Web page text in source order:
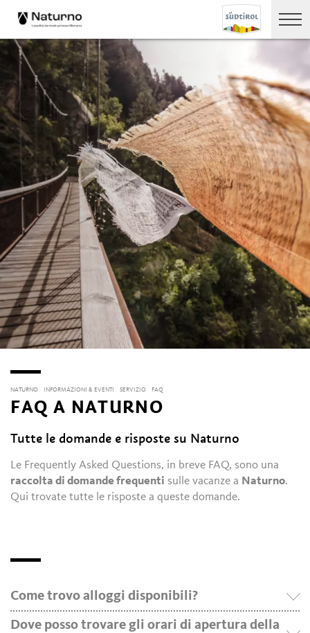
NATURNO INFORMAZIONI & EVENTI SERVIZIO FAQ
FAQ A NATURNO
Tutte le domande e risposte su Naturno
Le Frequently Asked Questions, in breve FAQ, sono una
raccolta di domande frequenti sulle vacanze a Naturno.
Qui trovate tutte le risposte a queste domande.
Come trovo alloggi disponibili?
Dove posso trovare gli orari di apertura della